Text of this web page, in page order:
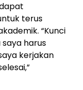
terus
“Kunci
harus
kerjakan